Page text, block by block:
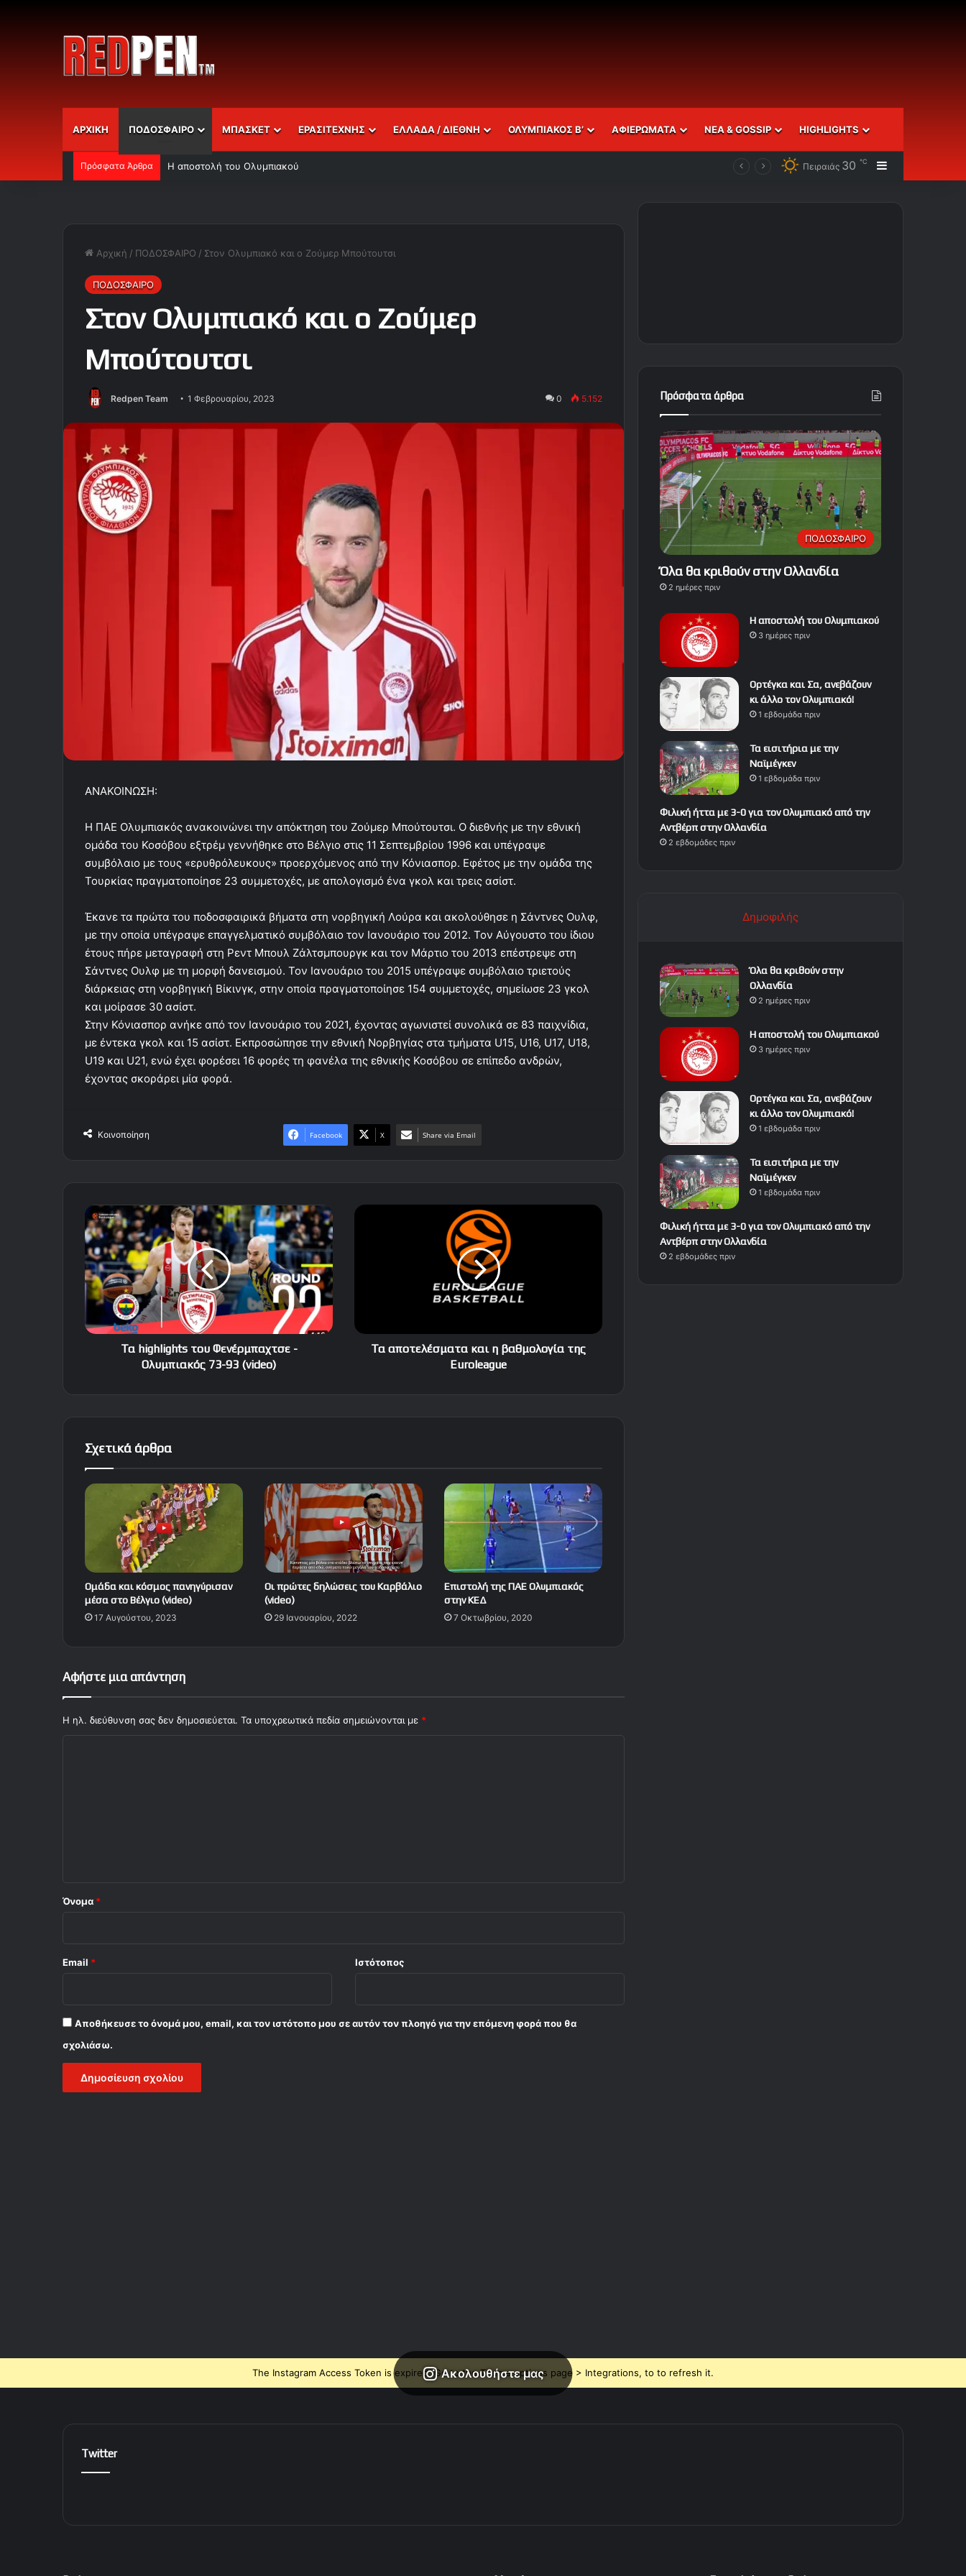
ΑΡΧΙΚΗ ΠΟΔΟΣΦΑΙΡΟ ΜΠΑΣΚΕΤ ΕΡΑΣΙΤΕΧΝΗΣ ΕΛΛΑΔΑ / ΔΙΕΘΝΗ ΟΛΥΜΠΙΑΚΟΣ Β’ ΑΦΙΕΡΩΜΑΤΑ ΝΕΑ & GOSSIP HIGHLIGHTS
Πρόσφατα Άρθρα Η αποστολή του Ολυμπιακού Πειραιάς 30 ℃ Sidebar
Αρχική / ΠΟΔΟΣΦΑΙΡΟ / Στον Ολυμπιακό και ο Ζούμερ Μπούτουτσι
ΠΟΔΟΣΦΑΙΡΟ
Στον Ολυμπιακό και ο Ζούμερ
Μπούτουτσι
Redpen Team 1 Φεβρουαρίου, 2023 0 5.152
ΑΝΑΚΟΙΝΩΣΗ:
Η ΠΑΕ Ολυμπιακός ανακοινώνει την απόκτηση του Ζούμερ Μπούτουτσι. Ο διεθνής με την εθνική
ομάδα του Κοσόβου εξτρέμ γεννήθηκε στο Βέλγιο στις 11 Σεπτεμβρίου 1996 και υπέγραψε
συμβόλαιο με τους «ερυθρόλευκους» προερχόμενος από την Κόνιασπορ. Εφέτος με την ομάδα της
Τουρκίας πραγματοποίησε 23 συμμετοχές, με απολογισμό ένα γκολ και τρεις ασίστ.
Έκανε τα πρώτα του ποδοσφαιρικά βήματα στη νορβηγική Λούρα και ακολούθησε η Σάντνες Ουλφ,
με την οποία υπέγραψε επαγγελματικό συμβόλαιο τον Ιανουάριο του 2012. Τον Αύγουστο του ίδιου
έτους πήρε μεταγραφή στη Ρεντ Μπουλ Ζάλτσμπουργκ και τον Μάρτιο του 2013 επέστρεψε στη
Σάντνες Ουλφ με τη μορφή δανεισμού. Τον Ιανουάριο του 2015 υπέγραψε συμβόλαιο τριετούς
διάρκειας στη νορβηγική Βίκινγκ, στην οποία πραγματοποίησε 154 συμμετοχές, σημείωσε 23 γκολ
και μοίρασε 30 ασίστ.
Στην Κόνιασπορ ανήκε από τον Ιανουάριο του 2021, έχοντας αγωνιστεί συνολικά σε 83 παιχνίδια,
με έντεκα γκολ και 15 ασίστ. Εκπροσώπησε την εθνική Νορβηγίας στα τμήματα U15, U16, U17, U18,
U19 και U21, ενώ έχει φορέσει 16 φορές τη φανέλα της εθνικής Κοσόβου σε επίπεδο ανδρών,
έχοντας σκοράρει μία φορά.
Κοινοποίηση Facebook X Share via Email
Τα
highlights
του
Φενέρμπαχτσε
-
Ολυμπιακός
73-
(video)
Τα highlights του Φενέρμπαχτσε -
Ολυμπιακός 73-93 (video)
Τα
Τα αποτελέσματα και η βαθμολογία της
Euroleague
Σχετικά άρθρα
Ομάδα και κόσμος πανηγύρισαν
μέσα στο Βέλγιο (video)
17 Αυγούστου, 2023
Οι πρώτες δηλώσεις του Καρβάλιο
(video)
29 Ιανουαρίου, 2022
Επιστολή της ΠΑΕ Ολυμπιακός
στην ΚΕΔ
7 Οκτωβρίου, 2020
Αφήστε μια απάντηση
Η ηλ. διεύθυνση σας δεν δημοσιεύεται. Τα υποχρεωτικά πεδία σημειώνονται με *
Όνομα *
Email * Ιστότοπος
Αποθήκευσε το όνομά μου, email, και τον ιστότοπο μου σε αυτόν τον πλοηγό για την επόμενη φορά που θα
σχολιάσω.
Πρόσφατα άρθρα
ΠΟΔΟΣΦΑΙΡΟ
Όλα θα κριθούν στην Ολλανδία
2 ημέρες πριν
Η αποστολή του Ολυμπιακού
3 ημέρες πριν
Ορτέγκα και Σα, ανεβάζουν
κι άλλο τον Ολυμπιακό!
1 εβδομάδα πριν
Τα εισιτήρια με την
Ναϊμέγκεν
1 εβδομάδα πριν
Φιλική ήττα με 3-0 για τον Ολυμπιακό από την
Αντβέρπ στην Ολλανδία
2 εβδομάδες πριν
Δημοφιλής
Όλα θα κριθούν στην
Ολλανδία
2 ημέρες πριν
Η αποστολή του Ολυμπιακού
3 ημέρες πριν
Ορτέγκα και Σα, ανεβάζουν
κι άλλο τον Ολυμπιακό!
1 εβδομάδα πριν
Τα εισιτήρια με την
Ναϊμέγκεν
1 εβδομάδα πριν
Φιλική ήττα με 3-0 για τον Ολυμπιακό από την
Αντβέρπ στην Ολλανδία
2 εβδομάδες πριν
Ακολουθήστε μας
The Instagram Access Token is expired, Go to the Theme options page > Integrations, to to refresh it.
Twitter